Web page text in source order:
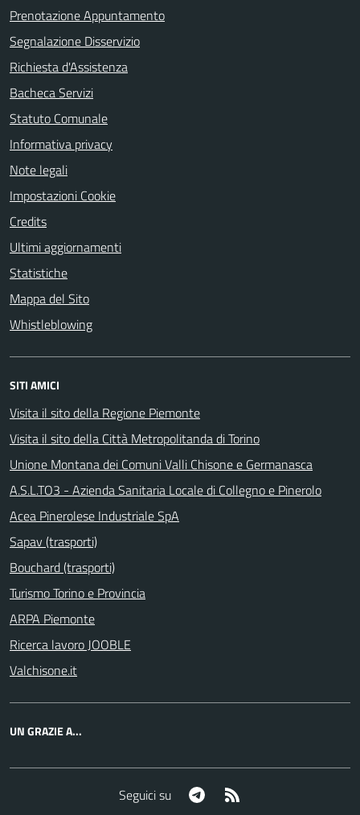
Prenotazione Appuntamento
Segnalazione Disservizio
Richiesta d'Assistenza
Bacheca Servizi
Statuto Comunale
Informativa privacy
Note legali
Impostazioni Cookie
Credits
Ultimi aggiornamenti
Statistiche
Mappa del Sito
Whistleblowing
SITI AMICI
Visita il sito della Regione Piemonte
Visita il sito della Città Metropolitanda di Torino
Unione Montana dei Comuni Valli Chisone e Germanasca
A.S.L.TO3 - Azienda Sanitaria Locale di Collegno e Pinerolo
Acea Pinerolese Industriale SpA
Sapav (trasporti)
Bouchard (trasporti)
Turismo Torino e Provincia
ARPA Piemonte
Ricerca lavoro JOOBLE
Valchisone.it
UN GRAZIE A...
Seguici su Telegram